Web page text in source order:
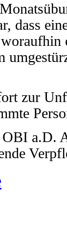
dass
zur
a.D.